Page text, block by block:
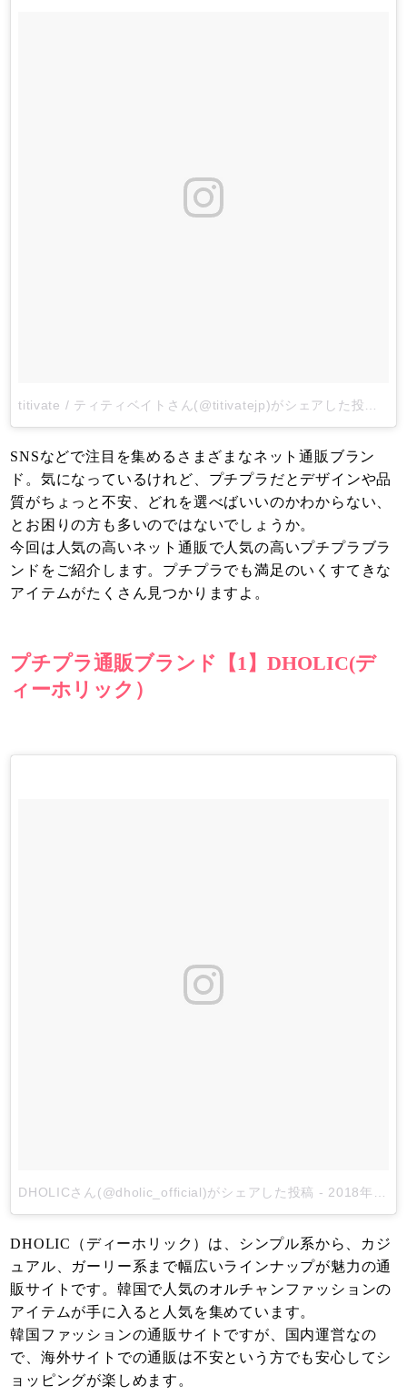
SNSなどで注目を集めるさまざまなネット通販ブラン
ド。気になっているけれど、プチプラだとデザインや品
質がちょっと不安、どれを選べばいいのかわからない、
とお困りの方も多いのではないでしょうか。
今回は人気の高いネット通販で人気の高いプチプラブラ
ンドをご紹介します。プチプラでも満足のいくすてきな
アイテムがたくさん見つかりますよ。
プチプラ通販ブランド【1】DHOLIC(デ
ィーホリック）
DHOLICさん(@dholic_official)がシェアした投稿 - 2018年 6月月21日午前5時01分PDT
DHOLIC（ディーホリック）は、シンプル系から、カジ
ュアル、ガーリー系まで幅広いラインナップが魅力の通
販サイトです。韓国で人気のオルチャンファッションの
アイテムが手に入ると人気を集めています。
韓国ファッションの通販サイトですが、国内運営なの
で、海外サイトでの通販は不安という方でも安心してシ
ョッピングが楽しめます。